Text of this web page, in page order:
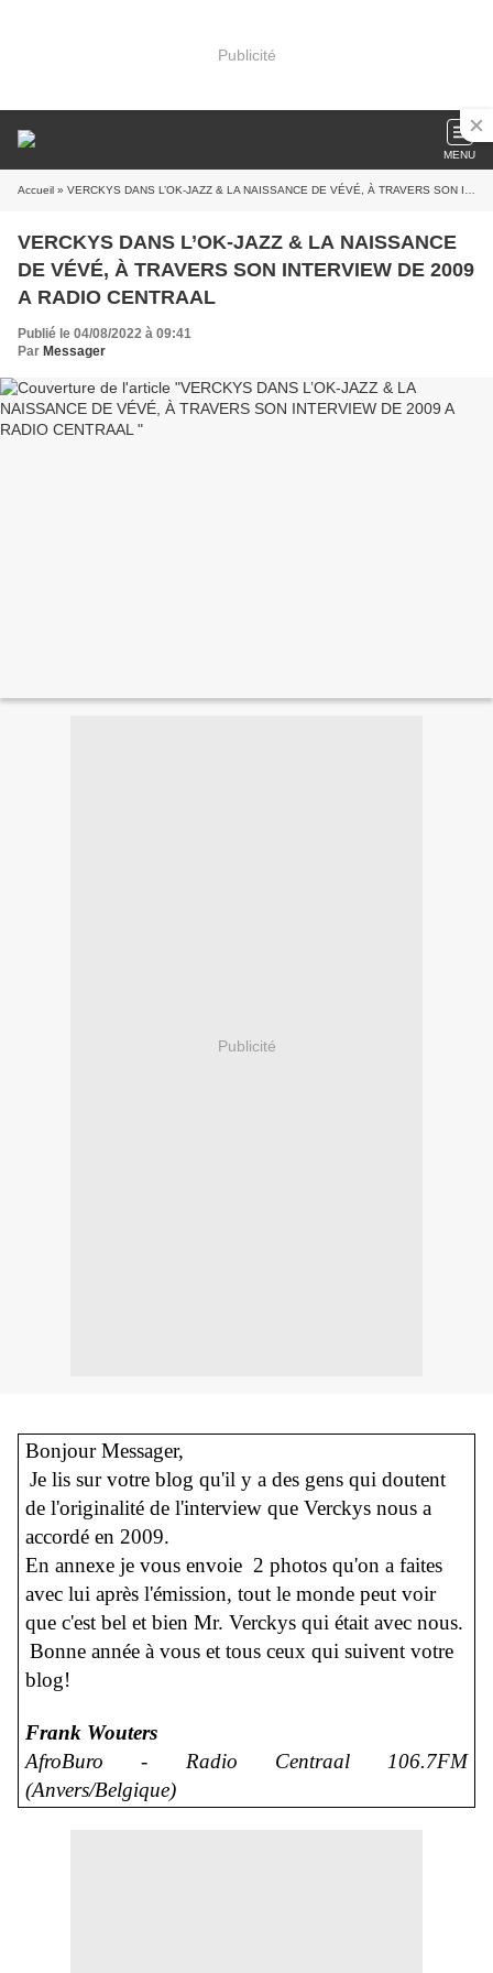
Publicité
MENU
Accueil » VERCKYS DANS L’OK-JAZZ & LA NAISSANCE DE VÉVÉ, À TRAVERS SON INTERVIEW DE 2009 A RADIO CENTRAAL
VERCKYS DANS L’OK-JAZZ & LA NAISSANCE
DE VÉVÉ, À TRAVERS SON INTERVIEW DE 2009
A RADIO CENTRAAL
Publié le 04/08/2022 à 09:41
Par Messager
Publicité
Bonjour Messager,
Je lis sur votre blog qu'il y a des gens qui doutent
de l'originalité de l'interview que Verckys nous a
accordé en 2009.
En annexe je vous envoie 2 photos qu'on a faites
avec lui après l'émission, tout le monde peut voir
que c'est bel et bien Mr. Verckys qui était avec nous.
Bonne année à vous et tous ceux qui suivent votre
blog!
Frank Wouters
AfroBuro - Radio Centraal 106.7FM
(Anvers/Belgique)